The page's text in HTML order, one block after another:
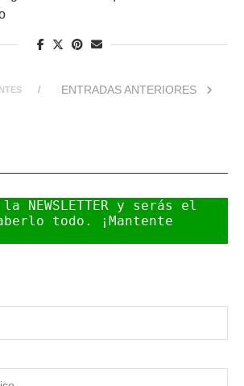
ENTRADAS ANTERIORES
NEWSLETTER y serás el
todo. ¡Mantente